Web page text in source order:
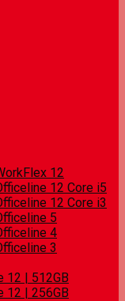
12
12 Core i5
12 Core i3
5
4
3
12 | 512GB
12 | 256GB